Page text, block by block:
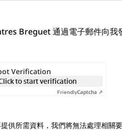
Breguet 通過電子郵件向我
Verification
to start verification
FriendlyCaptcha ⇗
供所需資料，我們將無法處理相關要